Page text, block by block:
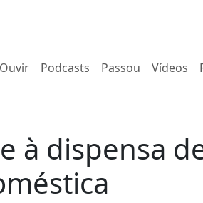
Ouvir(current)
Podcasts Passou Vídeos
à dispensa